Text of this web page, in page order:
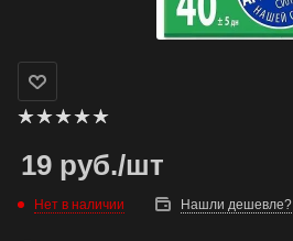
19 руб./шт
Нет в наличии Нашли дешевле?